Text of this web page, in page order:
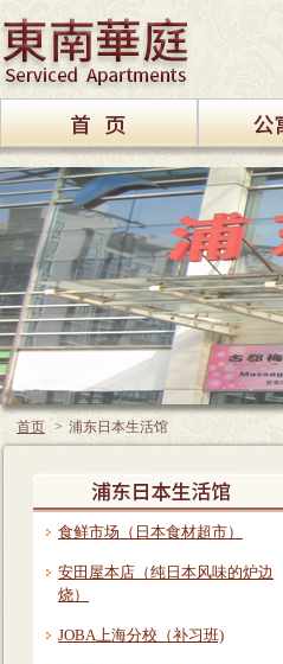
首页 > 浦东日本生活馆
食鲜市场（日本食材超市）
安田屋本店（纯日本风味的炉边
烧）
JOBA上海分校（补习班)